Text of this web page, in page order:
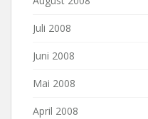
Juli 2008
Juni 2008
Mai 2008
April 2008